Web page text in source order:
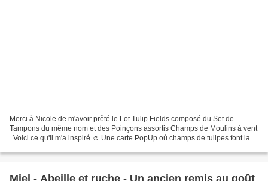
Merci à Nicole de m'avoir prêté le Lot Tulip Fields composé du Set de
Tampons du même nom et des Poinçons assortis Champs de Moulins à vent
. Voici ce qu'il m'a inspiré ☺ Une carte PopUp où champs de tulipes font la